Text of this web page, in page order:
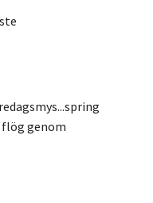
flög genom